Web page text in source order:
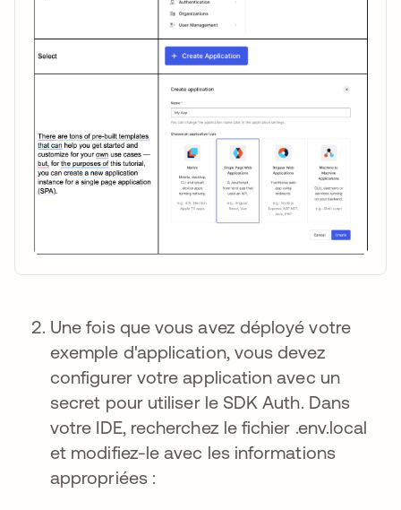
Une fois que vous avez déployé votre
exemple d'application, vous devez
configurer votre application avec un
secret pour utiliser le SDK Auth. Dans
votre IDE, recherchez le fichier .env.local
et modifiez-le avec les informations
appropriées :